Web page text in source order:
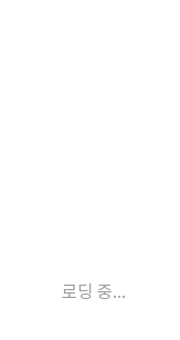
로딩 중...